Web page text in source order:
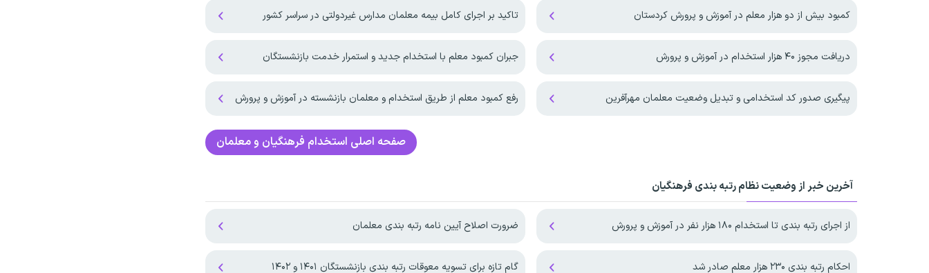
کمبود بیش از دو هزار معلم در آموزش و پرورش کردستان تاکید بر اجرای کامل بیمه معلمان مدارس غیردولتی در سراسر کشور
دریافت مجوز ۴۰ هزار استخدام در آموزش و پرورش جبران کمبود معلم با استخدام جدید و استمرار خدمت بازنشستگان
پیگیری صدور کد استخدامی و تبدیل وضعیت معلمان مهرآفرین رفع کمبود معلم از طریق استخدام و معلمان بازنشسته در آموزش و پرورش
صفحه اصلی استخدام فرهنگیان و معلمان
آخرین خبر از وضعیت نظام رتبه بندی فرهنگیان
از اجرای رتبه بندی تا استخدام ۱۸۰ هزار نفر در آموزش و پرورش ضرورت اصلاح آیین نامه رتبه بندی معلمان
احکام رتبه بندی ۲۳۰ هزار معلم صادر شد گام تازه برای تسویه معوقات رتبه بندی بازنشستگان ۱۴۰۱ و ۱۴۰۲